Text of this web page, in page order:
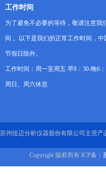
工作时间
为了避免不必要的等待，敬请注意我
间 。以下是我们的正常工作时间，中
节假日除外。
工作时间：周一至周五 早8：30-晚6
周日、周六休息
苏州纽迈分析仪器股份有限公司主营
Copyright 版权所有 ICP备：